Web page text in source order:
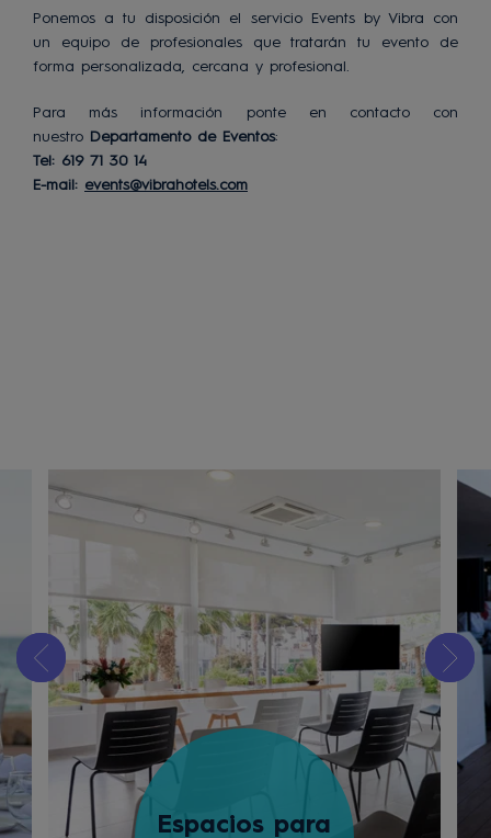
Ponemos a tu disposición el servicio Events by Vibra con
un equipo de profesionales que tratarán tu evento de
forma personalizada, cercana y profesional.
Para más información ponte en contacto con
nuestro Departamento de Eventos:
Tel: 619 71 30 14
E-mail: events@vibrahotels.com
Espacios para